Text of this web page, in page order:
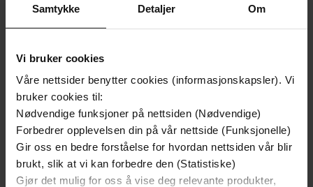
Samtykke Detaljer Om
Vi bruker cookies
Våre nettsider benytter cookies (informasjonskapsler). Vi
bruker cookies til:
Nødvendige funksjoner på nettsiden (Nødvendige)
Forbedrer opplevelsen din på vår nettside (Funksjonelle)
Gir oss en bedre forståelse for hvordan nettsiden vår blir
brukt, slik at vi kan forbedre den (Statistiske)
Gjør det mulig for oss å vise deg relevante produkter,
Premium
Premium